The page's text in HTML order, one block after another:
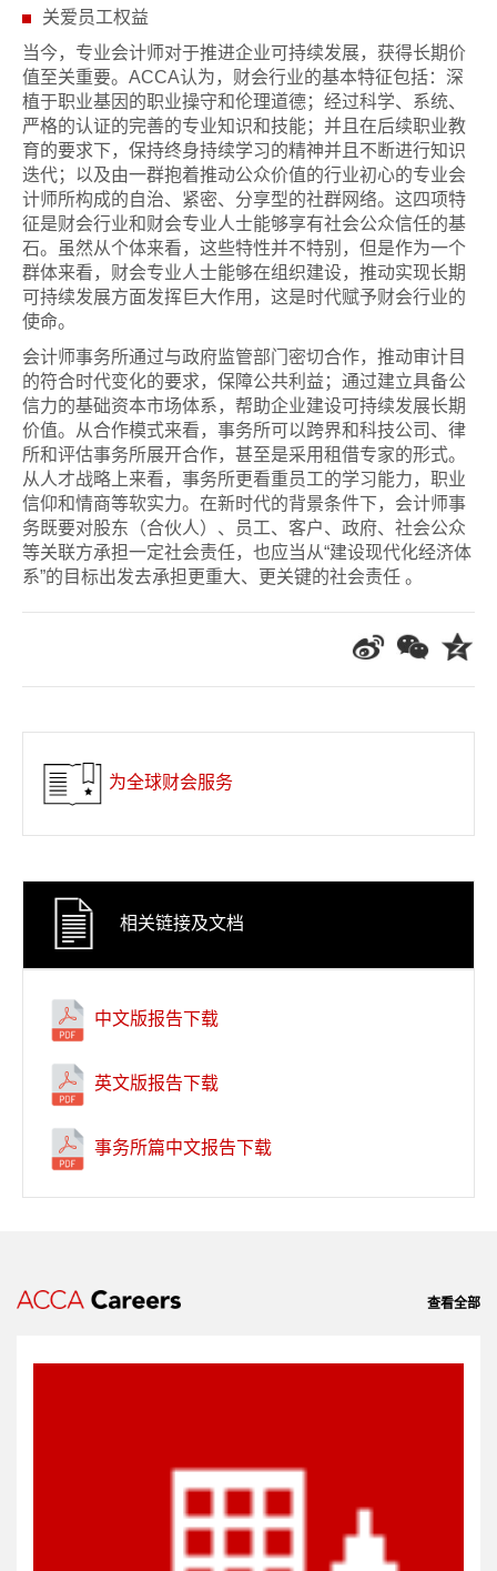
关爱员工权益
当今，专业会计师对于推进企业可持续发展，获得长期价
值至关重要。ACCA认为，财会行业的基本特征包括：深
植于职业基因的职业操守和伦理道德；经过科学、系统、
严格的认证的完善的专业知识和技能；并且在后续职业教
育的要求下，保持终身持续学习的精神并且不断进行知识
迭代；以及由一群抱着推动公众价值的行业初心的专业会
计师所构成的自治、紧密、分享型的社群网络。这四项特
征是财会行业和财会专业人士能够享有社会公众信任的基
石。虽然从个体来看，这些特性并不特别，但是作为一个
群体来看，财会专业人士能够在组织建设，推动实现长期
可持续发展方面发挥巨大作用，这是时代赋予财会行业的
使命。
会计师事务所通过与政府监管部门密切合作，推动审计目
的符合时代变化的要求，保障公共利益；通过建立具备公
信力的基础资本市场体系，帮助企业建设可持续发展长期
价值。从合作模式来看，事务所可以跨界和科技公司、律
所和评估事务所展开合作，甚至是采用租借专家的形式。
从人才战略上来看，事务所更看重员工的学习能力，职业
信仰和情商等软实力。在新时代的背景条件下，会计师事
务既要对股东（合伙人）、员工、客户、政府、社会公众
等关联方承担一定社会责任，也应当从“建设现代化经济体
系”的目标出发去承担更重大、更关键的社会责任 。
为全球财会服务
相关链接及文档
中文版报告下载
英文版报告下载
事务所篇中文报告下载
查看全部